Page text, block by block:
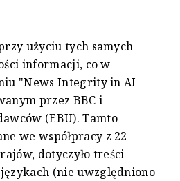
użyciu tych samych
informacji, co w
"News Integrity in AI
przez BBC i
(EBU). Tamto
we współpracy z 22
dotyczyło treści
(nie uwzględniono